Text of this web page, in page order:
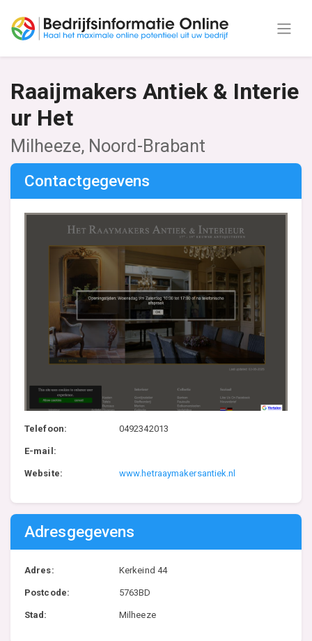
Raaijmakers Antiek & Interie
ur Het
Milheeze, Noord-Brabant
Contactgegevens
Telefoon: 0492342013
E-mail:
Website: www.hetraaymakersantiek.nl
Adresgegevens
Adres: Kerkeind 44
Postcode: 5763BD
Stad: Milheeze